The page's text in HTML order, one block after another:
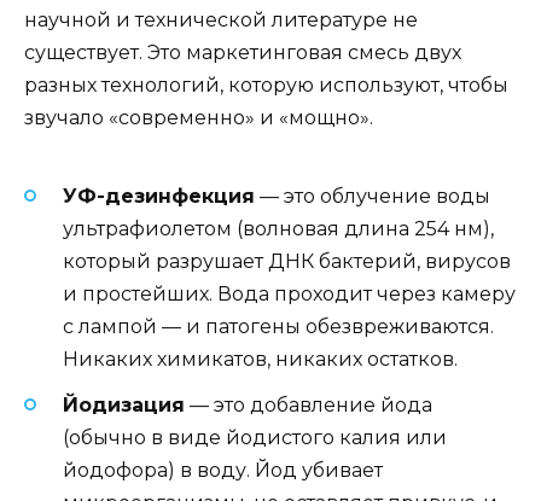
научной и технической литературе не
существует. Это маркетинговая смесь двух
разных технологий, которую используют, чтобы
звучало «современно» и «мощно».
УФ-дезинфекция — это облучение воды
ультрафиолетом (волновая длина 254 нм),
который разрушает ДНК бактерий, вирусов
и простейших. Вода проходит через камеру
с лампой — и патогены обезвреживаются.
Никаких химикатов, никаких остатков.
Йодизация — это добавление йода
(обычно в виде йодистого калия или
йодофора) в воду. Йод убивает